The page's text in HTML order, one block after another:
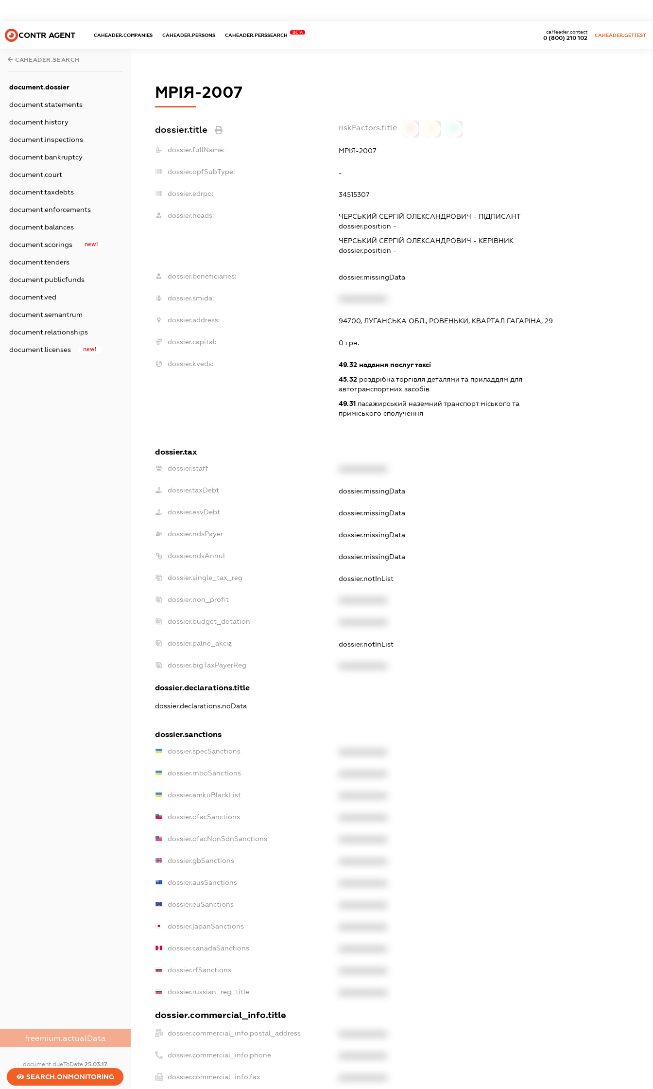
CONTR AGENT CAHEADER.COMPANIES CAHEADER.PERSONS CAHEADER.PERSSEARCH
BETA
0 (800) 210 102
caHeader.contact
CAHEADER.GETTEST
CAHEADER.SEARCH
document.dossier
document.statements
document.history
document.inspections
document.bankruptcy
document.court
document.taxdebts
document.enforcements
document.balances
document.scorings new!
document.tenders
document.publicfunds
document.ved
document.semantrum
document.relationships
document.licenses new!
freemium.actualData
document.dueToDate25.03.17
SEARCH.ONMONITORING
МРІЯ-2007
dossier.title riskFactors.title
dossier.fullName: МРІЯ-2007
dossier.opfSubType: -
dossier.edrpo: 34515307
dossier.heads: ЧЕРСЬКИЙ СЕРГІЙ ОЛЕКСАНДРОВИЧ - ПІДПИСАНТ
dossier.position -
ЧЕРСЬКИЙ СЕРГІЙ ОЛЕКСАНДРОВИЧ - КЕРІВНИК
dossier.position -
dossier.beneficiaries: dossier.missingData
dossier.smida:
dossier.address: 94700, ЛУГАНСЬКА ОБЛ., РОВЕНЬКИ, КВАРТАЛ ГАГАРІНА, 29
dossier.capital: 0 грн.
dossier.kveds: 49.32 надання послуг таксі
45.32 роздрібна торгівля деталями та приладдям для
автотранспортних засобів
49.31 пасажирський наземний транспорт міського та
приміського сполучення
dossier.tax
dossier.staff
dossier.taxDebt dossier.missingData
dossier.esvDebt dossier.missingData
dossier.ndsPayer dossier.missingData
dossier.ndsAnnul dossier.missingData
dossier.single_tax_reg dossier.notInList
dossier.non_profit
dossier.budget_dotation
dossier.palne_akciz dossier.notInList
dossier.bigTaxPayerReg
dossier.declarations.title
dossier.declarations.noData
dossier.sanctions
dossier.specSanctions
dossier.rnboSanctions
dossier.amkuBlackList
dossier.ofacSanctions
dossier.ofacNonSdnSanctions
dossier.gbSanctions
dossier.ausSanctions
dossier.euSanctions
dossier.japanSanctions
dossier.canadaSanctions
dossier.rfSanctions
dossier.russian_reg_title
dossier.commercial_info.title
dossier.commercial_info.postal_address
dossier.commercial_info.phone
dossier.commercial_info.fax